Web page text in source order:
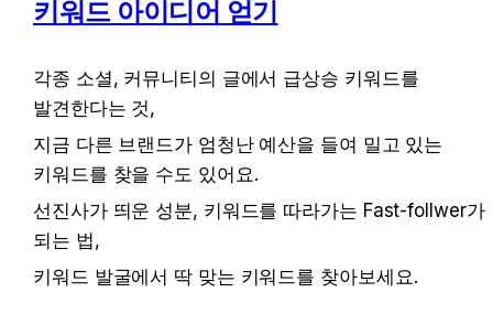
키워드 아이디어 얻기
각종 소셜, 커뮤니티의 글에서 급상승 키워드를
발견한다는 것,
지금 다른 브랜드가 엄청난 예산을 들여 밀고 있는
키워드를 찾을 수도 있어요.
선진사가 띄운 성분, 키워드를 따라가는 Fast-follwer가
되는 법,
키워드 발굴에서 딱 맞는 키워드를 찾아보세요.